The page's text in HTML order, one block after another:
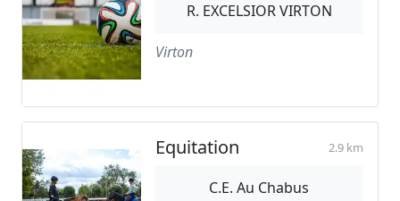
R. EXCELSIOR VIRTON
Virton
Equitation 2.9 km
C.E. Au Chabus